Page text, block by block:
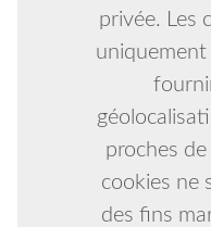
privée. Les
proches
cookies ne
des fins